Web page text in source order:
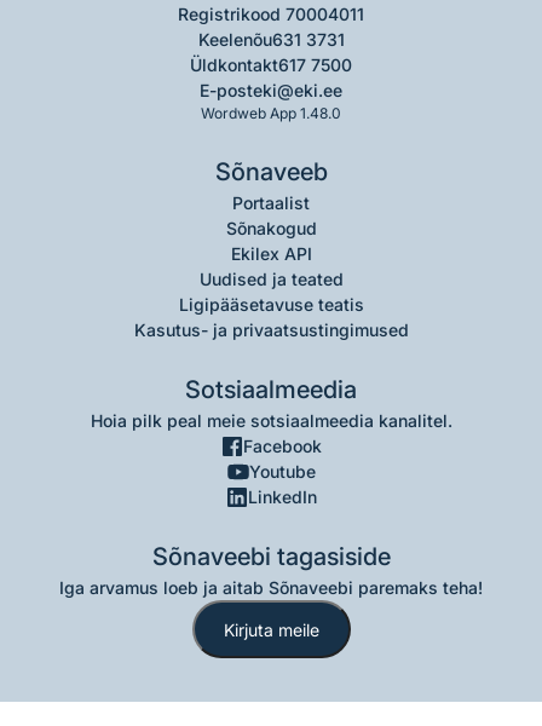
Registrikood 70004011
Keelenõu631 3731
Üldkontakt617 7500
E-posteki@eki.ee
Wordweb App 1.48.0
Sõnaveeb
Portaalist
Sõnakogud
Ekilex API
Uudised ja teated
Ligipääsetavuse teatis
Kasutus- ja privaatsustingimused
Sotsiaalmeedia
Hoia pilk peal meie sotsiaalmeedia kanalitel.
Facebook
Youtube
LinkedIn
Sõnaveebi tagasiside
Iga arvamus loeb ja aitab Sõnaveebi paremaks teha!
Kirjuta meile